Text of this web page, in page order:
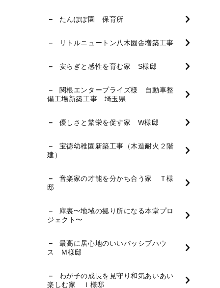
たんぽぽ園 保育所
リトルニュートン八木園舎増築工事
安らぎと感性を育む家 S様邸
関根エンタープライズ様 自動車整
備工場新築工事 埼玉県
優しさと繁栄を促す家 W様邸
宝徳幼稚園新築工事（木造耐火２階
建）
音楽家の才能を分かち合う家 Ｔ様
邸
庫裏〜地域の拠り所になる本堂プロ
ジェクト〜
最高に居心地のいいパッシブハウ
ス M様邸
わが子の成長を見守り和気あいあい
楽しむ家 Ｉ様邸